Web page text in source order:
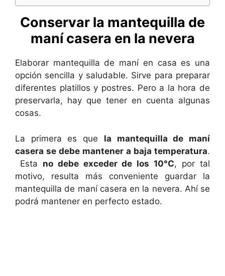
o
Conservar la mantequilla de
maní casera en la nevera
Elaborar mantequilla de maní en casa es una
opción sencilla y saludable. Sirve para preparar
diferentes platillos y postres. Pero a la hora de
preservarla, hay que tener en cuenta algunas
cosas.
La primera es que la mantequilla de maní
casera se debe mantener a baja temperatura.
Esta no debe exceder de los 10°C, por tal
motivo, resulta más conveniente guardar la
mantequilla de maní casera en la nevera. Ahí se
podrá mantener en perfecto estado.